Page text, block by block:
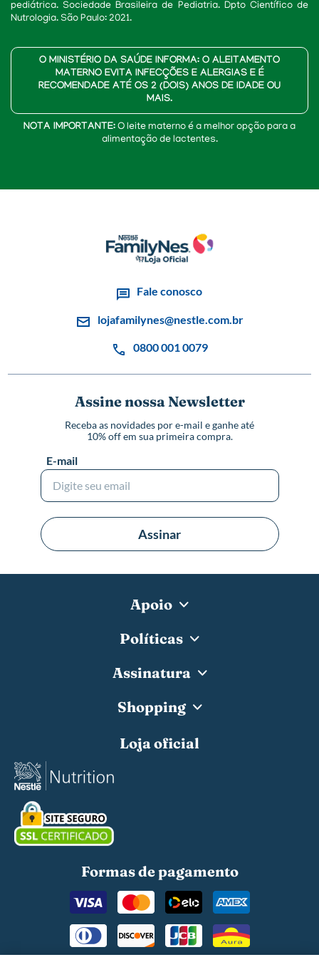
pediátrica. Sociedade Brasileira de Pediatria. Dpto Científico de
Nutrologia. São Paulo: 2021.
O MINISTÉRIO DA SAÚDE INFORMA: O ALEITAMENTO
MATERNO EVITA INFECÇÕES E ALERGIAS E É
RECOMENDADE ATÉ OS 2 (DOIS) ANOS DE IDADE OU
MAIS.
NOTA IMPORTANTE: O leite materno é a melhor opção para a
alimentação de lactentes.
Fale conosco
lojafamilynes@nestle.com.br
0800 001 0079
Assine nossa Newsletter
Receba as novidades por e-mail e ganhe até
10% off em sua primeira compra.
E-mail
Assinar
Apoio
Políticas
Assinatura
Shopping
Loja oficial
Formas de pagamento